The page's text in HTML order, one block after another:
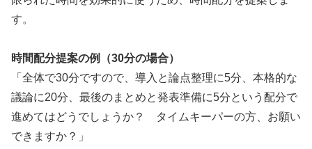
す。
時間配分提案の例（30分の場合）
「全体で30分ですので、導入と論点整理に5分、本格的な
議論に20分、最後のまとめと発表準備に5分という配分で
進めてはどうでしょうか？ タイムキーパーの方、お願い
できますか？」